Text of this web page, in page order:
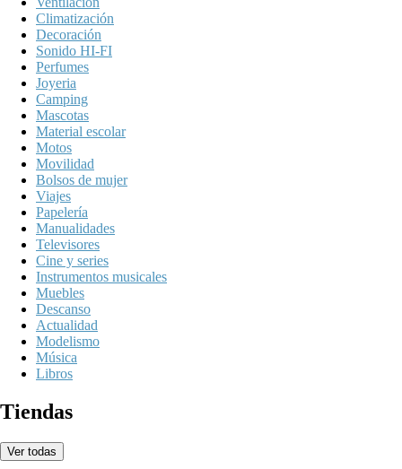
Climatización
Decoración
Sonido HI-FI
Perfumes
Joyeria
Camping
Mascotas
Material escolar
Motos
Movilidad
Bolsos de mujer
Viajes
Papelería
Manualidades
Televisores
Cine y series
Instrumentos musicales
Muebles
Descanso
Actualidad
Modelismo
Música
Libros
Tiendas
Ver todas